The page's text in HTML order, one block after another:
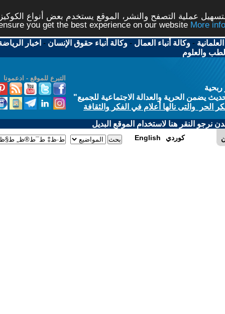
الموقع يستخدم بعض أنواع الكوكيز نرجو النقر على الزر
-وكالة أنباء حقوق الإنسان-اخبار الرياضة-اخبار
للجميع"
الفكر والثقافة
الموقع البديل